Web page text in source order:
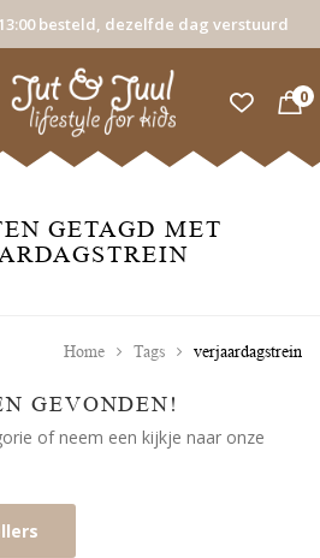
besteld, dezelfde dag verstuurd
0
GETAGD MET
Home Tags verjaardagstrein
GEVONDEN!
of neem een kijkje naar onze